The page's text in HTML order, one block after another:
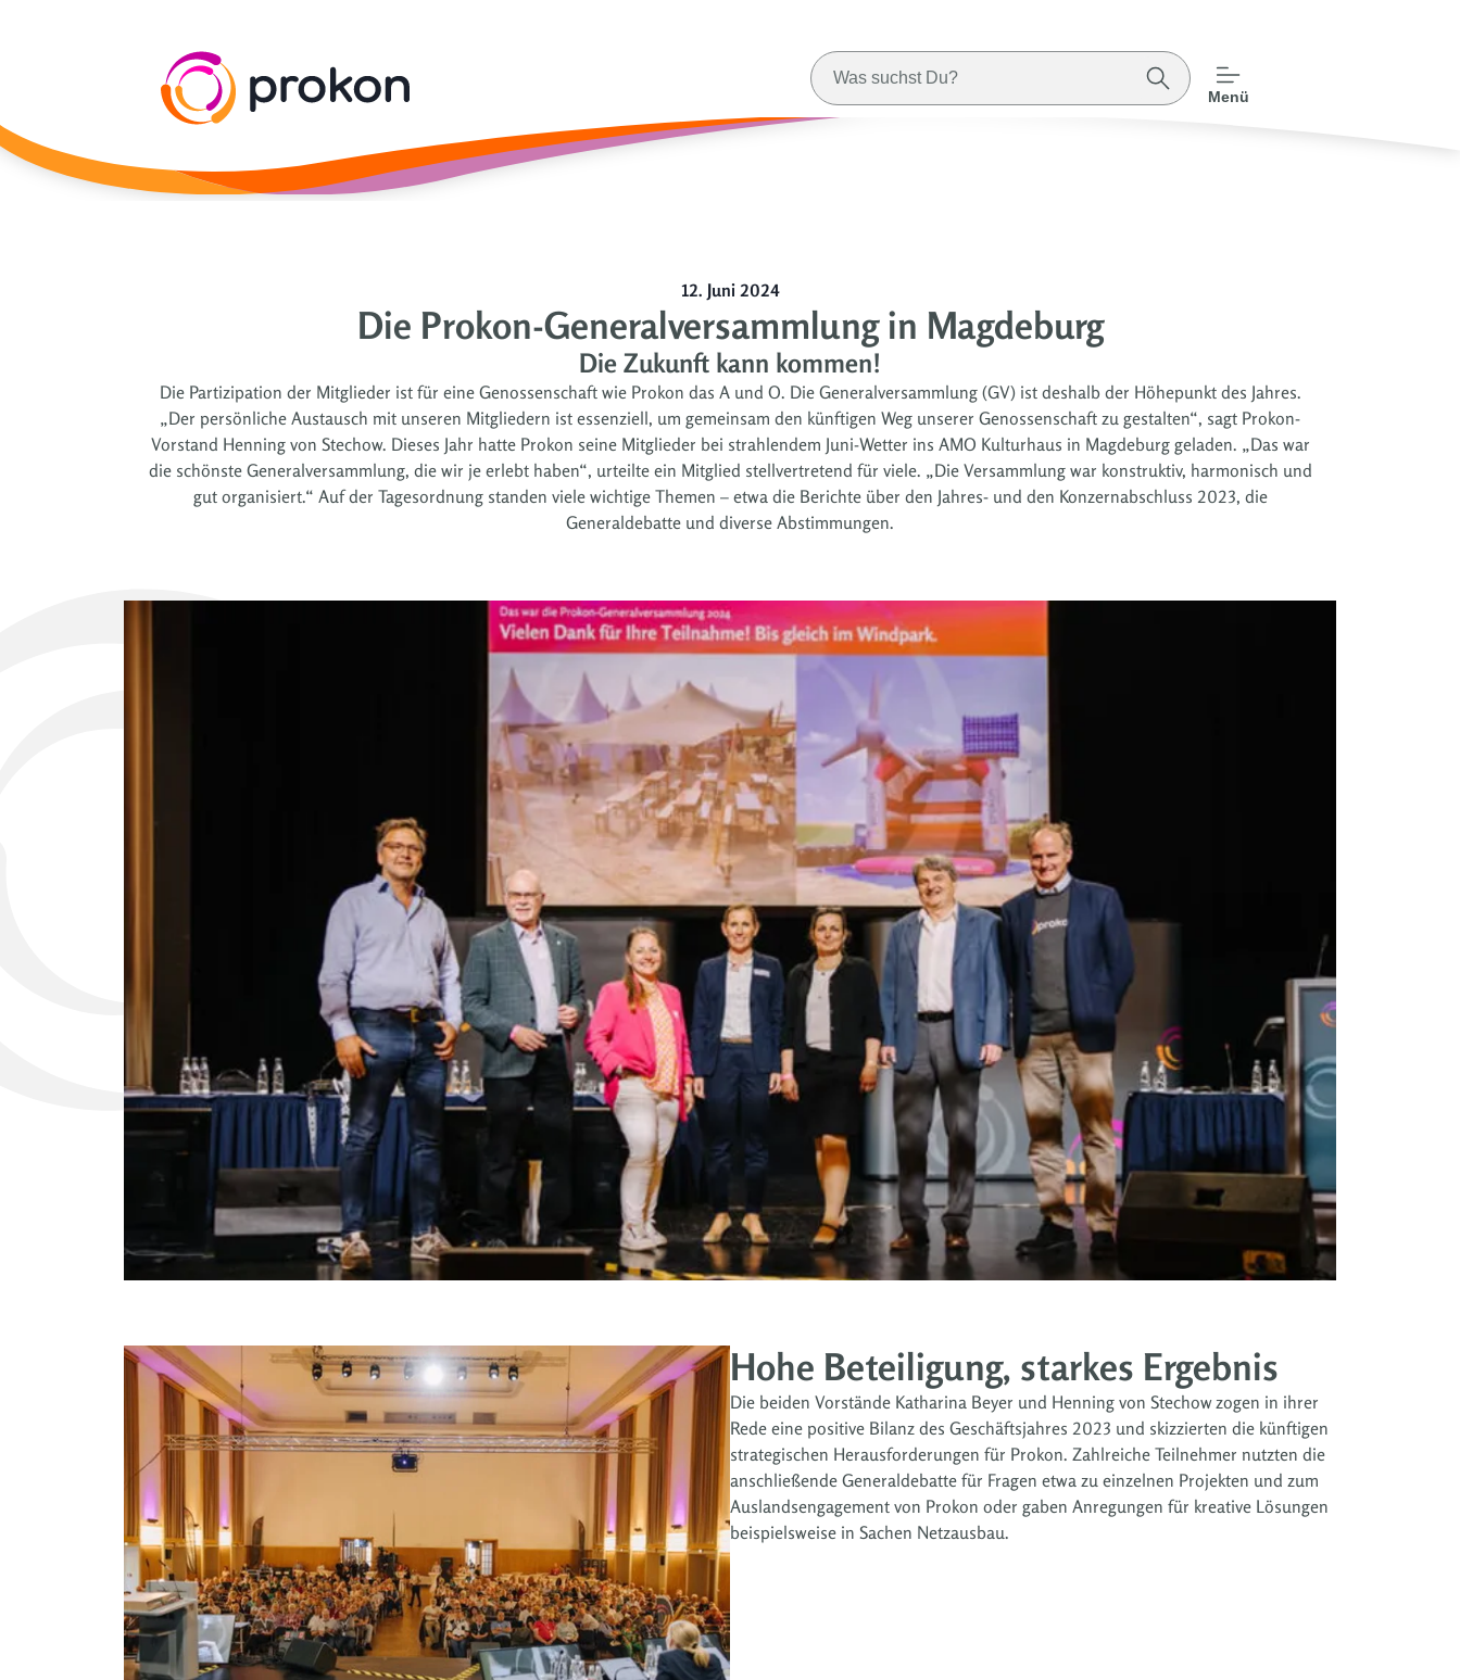
Menü
12. Juni 2024
Die Prokon-Generalversammlung in Magdeburg
Die Zukunft kann kommen!
Die Partizipation der Mitglieder ist für eine Genossenschaft wie Prokon das A und O. Die Generalversammlung (GV) ist deshalb der Höhepunkt des Jahres.
„Der persönliche Austausch mit unseren Mitgliedern ist essenziell, um gemeinsam den künftigen Weg unserer Genossenschaft zu gestalten“, sagt Prokon-
Vorstand Henning von Stechow. Dieses Jahr hatte Prokon seine Mitglieder bei strahlendem Juni-Wetter ins AMO Kulturhaus in Magdeburg geladen. „Das war
die schönste Generalversammlung, die wir je erlebt haben“, urteilte ein Mitglied stellvertretend für viele. „Die Versammlung war konstruktiv, harmonisch und
gut organisiert.“ Auf der Tagesordnung standen viele wichtige Themen – etwa die Berichte über den Jahres- und den Konzernabschluss 2023, die
Generaldebatte und diverse Abstimmungen.
Hohe Beteiligung, starkes Ergebnis
Die beiden Vorstände Katharina Beyer und Henning von Stechow zogen in ihrer
Rede eine positive Bilanz des Geschäftsjahres 2023 und skizzierten die künftigen
strategischen Herausforderungen für Prokon. Zahlreiche Teilnehmer nutzten die
anschließende Generaldebatte für Fragen etwa zu einzelnen Projekten und zum
Auslandsengagement von Prokon oder gaben Anregungen für kreative Lösungen
beispielsweise in Sachen Netzausbau.